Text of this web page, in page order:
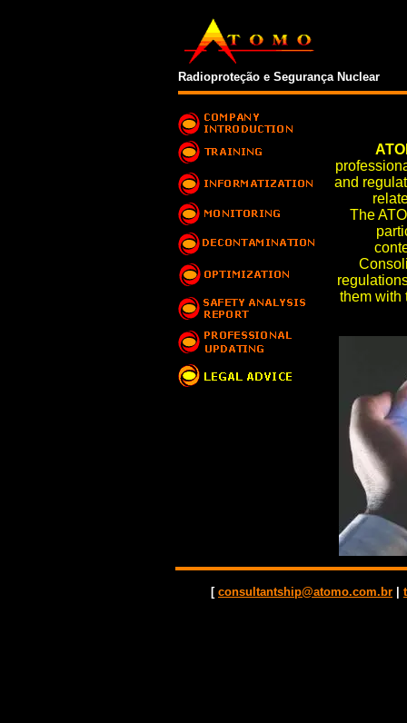
Radioproteção e Segurança Nuclear
and
The
them with
[ consultantship@atomo.com.br